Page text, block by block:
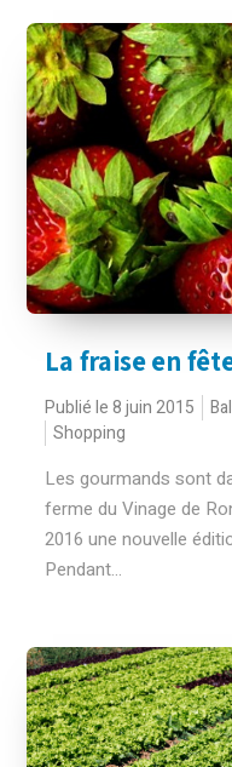
La fraise en
Publié le 8 juin 2015
Shopping
Les gourmands sont
ferme du Vinage de
2016 une nouvelle
Pendant...